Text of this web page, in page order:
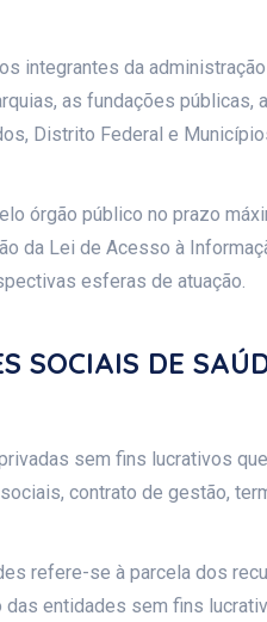
integrantes da
as fundações
Distrito Federal e
órgão público no prazo
da Lei de Acesso à
esferas de atuação.
SOCIAIS DE
sem fins lucrativos
contrato de gestão,
refere-se à parcela dos
entidades sem fins